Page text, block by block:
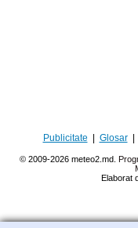
Publicitate Glosar|
© 2009-2026 meteo2.md.
Elaborat